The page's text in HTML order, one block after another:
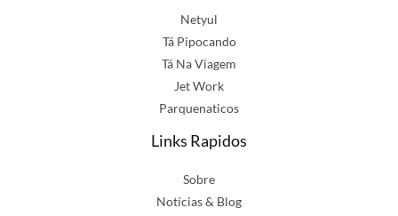
Netyul
Tá Pipocando
Tá Na Viagem
Jet Work
Parquenaticos
Links Rapidos
Sobre
Notícias & Blog